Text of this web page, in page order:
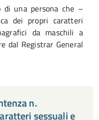
di una persona che –
dei propri caratteri
da maschili a
dal Registrar General
n.
sessuali e